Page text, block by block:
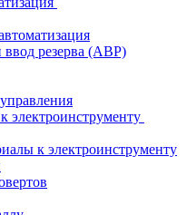
ввод резерва (АВР)
электроинструменту
к электроинструменту